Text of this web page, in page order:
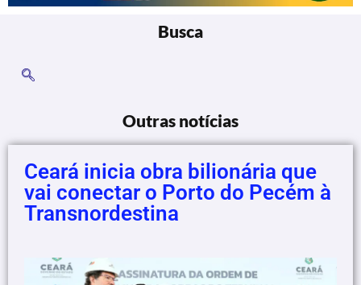
Busca
Outras notícias
Ceará inicia obra bilionária que
vai conectar o Porto do Pecém à
Transnordestina